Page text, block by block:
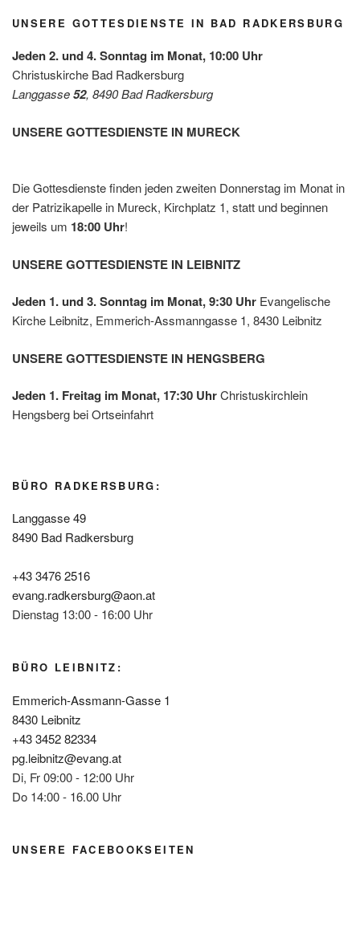
for
es mit
UNSERE GOTTESDIENSTE IN BAD RADKERSBURG
Jeden 2. und 4. Sonntag im Monat, 10:00 Uhr
Christuskirche Bad Radkersburg
Langgasse52, 8490 Bad Radkersburg
UNSERE GOTTESDIENSTE IN MURECK
Die Gottesdienste finden jeden zweiten Donnerstag im Monat in
der Patrizikapelle in Mureck, Kirchplatz 1, statt und beginnen
jeweils um 18:00 Uhr!
UNSERE GOTTESDIENSTE IN LEIBNITZ
Jeden 1. und 3. Sonntag im Monat, 9:30 Uhr Evangelische
Kirche Leibnitz, Emmerich-Assmanngasse 1, 8430 Leibnitz
UNSERE GOTTESDIENSTE IN HENGSBERG
Jeden 1. Freitag im Monat, 17:30 UhrChristuskirchlein
Hengsberg bei Ortseinfahrt
BÜRO RADKERSBURG:
Langgasse 49
8490 Bad Radkersburg
+43 3476 2516
evang.radkersburg@aon.at
Dienstag 13:00 - 16:00 Uhr
BÜRO LEIBNITZ:
Emmerich-Assmann-Gasse 1
8430 Leibnitz
+43 3452 82334
pg.leibnitz@evang.at
Di, Fr 09:00 - 12:00 Uhr
Do 14:00 - 16.00 Uhr
UNSERE FACEBOOKSEITEN